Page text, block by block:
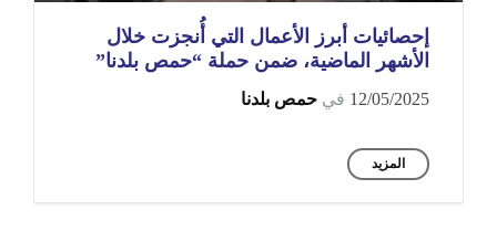
إحصائيات أبرز الأعمال التي أُنجزت خلال
الأشهر الماضية، ضمن حملة “حمص بلدنا”
12/05/2025 في حمص بلدنا
المزيد